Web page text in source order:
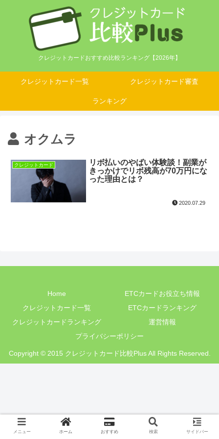
クレジットカードおすすめ比較ランキング【2026年】
クレジットカード一覧 クレジットカード審査
ランキング
オクムラ
クレジットカード
リボ払いのやばい体験談！副業が
きっかけでリボ残高が70万円にな
った理由とは？
2020.07.29
Home
ETCカードお役立ち情報
クレジットカード一覧
ETCカードランキング
クレジットカードランキング
運営情報
プライバシーポリシー
Copyright © 2015 クレジットカード比較Plus All Rights Reserved.
メニュー ホーム おすすめ 検索 サイドバー